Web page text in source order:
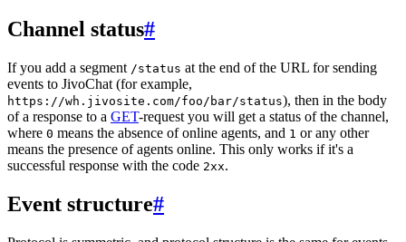
Channel status#
If you add a segment /status at the end of the URL for sending
events to JivoChat (for example,
https://wh.jivosite.com/foo/bar/status), then in the body
of a response to a GET-request you will get a status of the channel,
where 0 means the absence of online agents, and 1 or any other
means the presence of agents online. This only works if it's a
successful response with the code 2xx.
Event structure#